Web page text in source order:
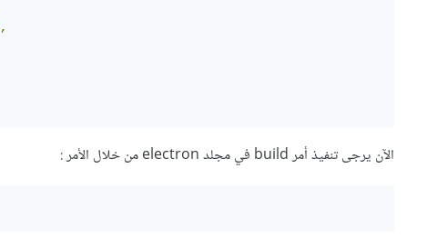
,
الآن يرجى تنفيذ أمر build في مجلد electron من خلال الأمر :